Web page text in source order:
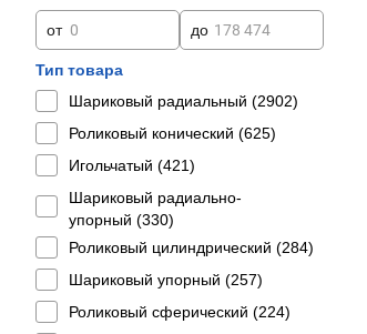
от до
Тип товара
Шариковый радиальный (2902)
Роликовый конический (625)
Игольчатый (421)
Шариковый радиально-
упорный (330)
Роликовый цилиндрический (284)
Шариковый упорный (257)
Роликовый сферический (224)